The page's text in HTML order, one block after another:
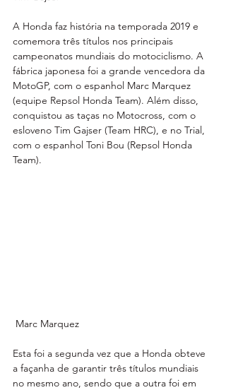
A Honda faz história na temporada 2019 e
comemora três títulos nos principais
campeonatos mundiais do motociclismo. A
fábrica japonesa foi a grande vencedora da
MotoGP, com o espanhol Marc Marquez
(equipe Repsol Honda Team). Além disso,
conquistou as taças no Motocross, com o
esloveno Tim Gajser (Team HRC), e no Trial,
com o espanhol Toni Bou (Repsol Honda
Team).
Marc Marquez
Esta foi a segunda vez que a Honda obteve
a façanha de garantir três títulos mundiais
no mesmo ano, sendo que a outra foi em